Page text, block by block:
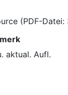
(PDF-Datei:
aktual. Aufl.